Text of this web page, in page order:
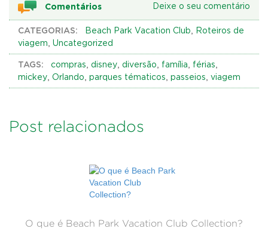
Comentários Deixe o seu comentário
CATEGORIAS: Beach Park Vacation Club, Roteiros de
viagem, Uncategorized
TAGS: compras, disney, diversão, família, férias,
mickey, Orlando, parques tématicos, passeios, viagem
Post relacionados
O que é Beach Park Vacation Club Collection?